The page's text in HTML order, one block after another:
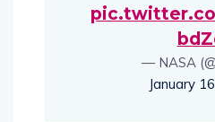
— NASA
January